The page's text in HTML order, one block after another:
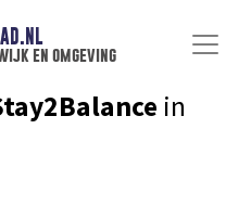
en omgeving
in